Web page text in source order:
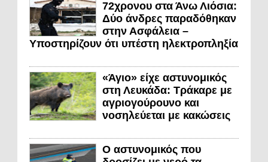
72χρονου στα Άνω Λιόσια:
Δύο άνδρες παραδόθηκαν
στην Ασφάλεια –
Υποστηρίζουν ότι υπέστη ηλεκτροπληξία
«Άγιο» είχε αστυνομικός
στη Λευκάδα: Τράκαρε με
αγριογούρουνο και
νοσηλεύεται με κακώσεις
Ο αστυνομικός που